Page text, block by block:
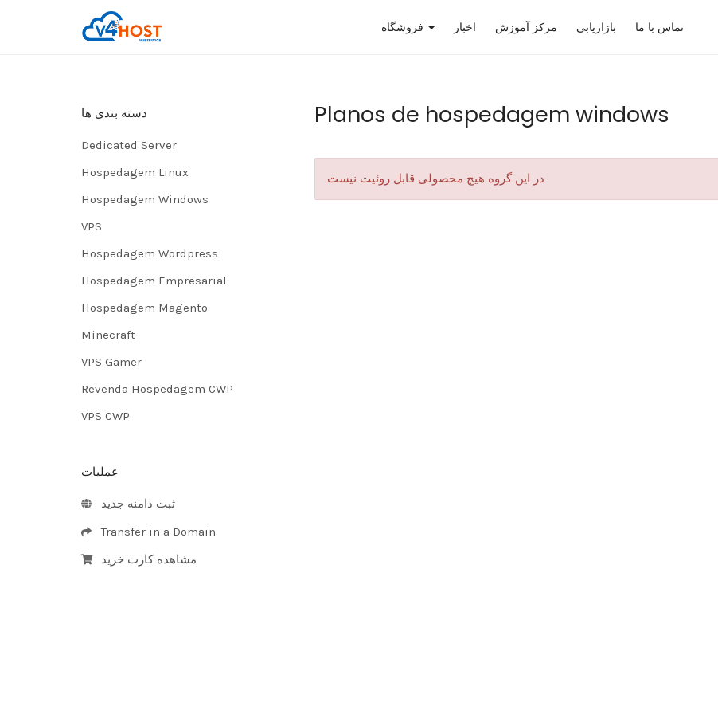
فروشگاه اخبار مرکز آموزش بازاریابی تماس با ما
Planos de hospedagem windows
در این گروه هیچ محصولی قابل روئیت نیست
دسته بندی ها
Dedicated Server
Hospedagem Linux
Hospedagem Windows
VPS
Hospedagem Wordpress
Hospedagem Empresarial
Hospedagem Magento
Minecraft
VPS Gamer
Revenda Hospedagem CWP
VPS CWP
عملیات
ثبت دامنه جدید
Transfer in a Domain
مشاهده کارت خرید